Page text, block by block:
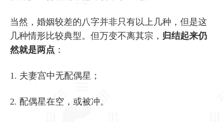
当然，婚姻较差的八字并非只有以上几种，但是这
几种情形比较典型。但万变不离其宗， 归结起来仍
然就是两点 ：
1. 夫妻宫中无配偶星；
2. 配偶星在空，或被冲。